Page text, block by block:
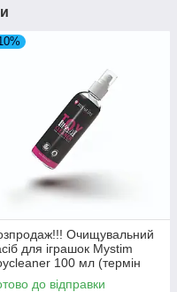
Очищувальний
для іграшок Mystim
100 мл (термін
до відправки